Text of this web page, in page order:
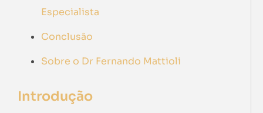
Especialista
Conclusão
Sobre o Dr Fernando Mattioli
Introdução